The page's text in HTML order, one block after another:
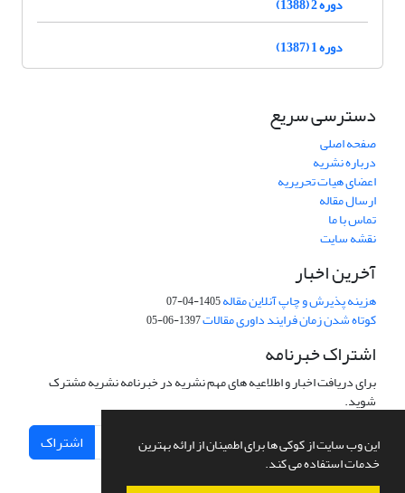
این وب سایت از کوکی ها برای اطمینان از ارائه بهترین
خدمات استفاده می کند.
دوره 1 (1387)
دسترسی سریع
صفحه اصلی
درباره نشریه
اعضای هیات تحریریه
ارسال مقاله
تماس با ما
نقشه سایت
آخرین اخبار
هزینه پذیرش و چاپ آنلاین مقاله1405-04-07
کوتاه شدن زمان فرایند داوری مقالات1397-06-05
اشتراک خبرنامه
برای دریافت اخبار و اطلاعیه های مهم نشریه در خبرنامه نشریه مشترک
شوید.
اشتراک